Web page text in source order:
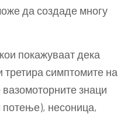
да создаде многу
покажуваат дека
симптомите на
знаци
потење), несоница,